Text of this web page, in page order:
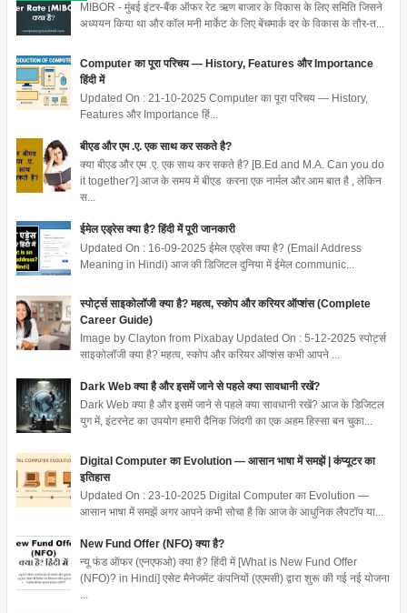
MIBOR - मुंबई इंटर-बैंक ऑफर रेट ऋण बाजार के विकास के लिए समिति जिसने
अध्ययन किया था और कॉल मनी मार्केट के लिए बेंचमार्क दर के विकास के तौर-त...
Computer का पूरा परिचय — History, Features और Importance
हिंदी में
Updated On : 21-10-2025 Computer का पूरा परिचय — History,
Features और Importance हिं...
बीएड और एम .ए. एक साथ कर सकते है?
क्या बीएड और एम .ए. एक साथ कर सकते है? [B.Ed and M.A. Can you do
it together?] आज के समय में बीएड करना एक नार्मल और आम बात है , लेकिन
स...
ईमेल एड्रेस क्या है? हिंदी में पूरी जानकारी
Updated On : 16-09-2025 ईमेल एड्रेस क्या है? (Email Address
Meaning in Hindi) आज की डिजिटल दुनिया में ईमेल communic...
स्पोर्ट्स साइकोलॉजी क्या है? महत्व, स्कोप और करियर ऑप्शंस (Complete
Career Guide)
Image by Clayton from Pixabay Updated On : 5-12-2025 स्पोर्ट्स
साइकोलॉजी क्या है? महत्व, स्कोप और करियर ऑप्शंस कभी आपने ...
Dark Web क्या है और इसमें जाने से पहले क्या सावधानी रखें?
Dark Web क्या है और इसमें जाने से पहले क्या सावधानी रखें? आज के डिजिटल
युग में, इंटरनेट का उपयोग हमारी दैनिक जिंदगी का एक अहम हिस्सा बन चुका...
Digital Computer का Evolution — आसान भाषा में समझें | कंप्यूटर का
इतिहास
Updated On : 23-10-2025 Digital Computer का Evolution —
आसान भाषा में समझें अगर आपने कभी सोचा है कि आज के आधुनिक लैपटॉप या...
New Fund Offer (NFO) क्या है?
न्यू फंड ऑफर (एनएफओ) क्या है? हिंदी में [What is New Fund Offer
(NFO)? in Hindi] एसेट मैनेजमेंट कंपनियों (एएमसी) द्वारा शुरू की गई नई योजना
...